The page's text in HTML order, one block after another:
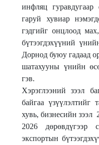
инфляц
гаруй хувиар
гэдгийг онцлоод
бүтээгдэхүүний
Дорнод буюу гадаад
шатахууны үнийн
гэв.
Хэрэглээний зээл
байгаа үзүүлэлтийг
хувь, бизнесийн зээл
2026 дөрөвдүгээр
экспортын